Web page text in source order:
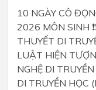
10 NGÀY CÔ
2026 MÔN SINH
THUYẾT DI
LUẬT HIỆN
NGHỆ DI
DI TRUYỀN HỌC